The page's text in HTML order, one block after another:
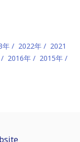
年 2022年
2021
2016年
2015年